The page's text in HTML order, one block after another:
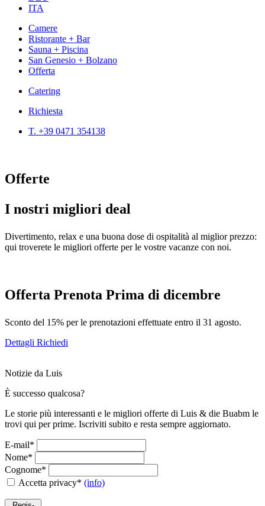
ITA
Camere
Ristorante + Bar
Sauna + Piscina
San Genesio + Bolzano
Offerta
Catering
Richiesta
T. +39 0471 354138
Offerte
I nostri migliori deal
Divertimento, relax e una buona dose di ospitalità al miglior prezzo:
qui troverete le migliori offerte per le vostre vacanze con noi.
Offerta Prenota Prima di dicembre
Sconto del 15% per le prenotazioni effettuate entro il 31 agosto.
Dettagli Richiedi
Notizie da Luis
È successo qualcosa?
Le storie più interessanti e le migliori offerte di Luis & die Buabm le
trovi qui per prime. Iscriviti subito e resta sempre aggiornato.
E-mail*
Nome*
Cognome*
Accetta privacy* (info)